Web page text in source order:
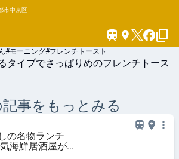
市中京区
#モーニング#フレンチトースト
タイプでさっぱりめのフレンチトース
事をもっとみる
の名物ランチ
海鮮居酒屋が